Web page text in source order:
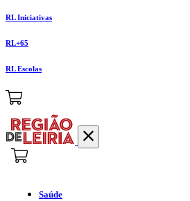
RL Iniciativas
RL+65
RL Escolas
Saúde